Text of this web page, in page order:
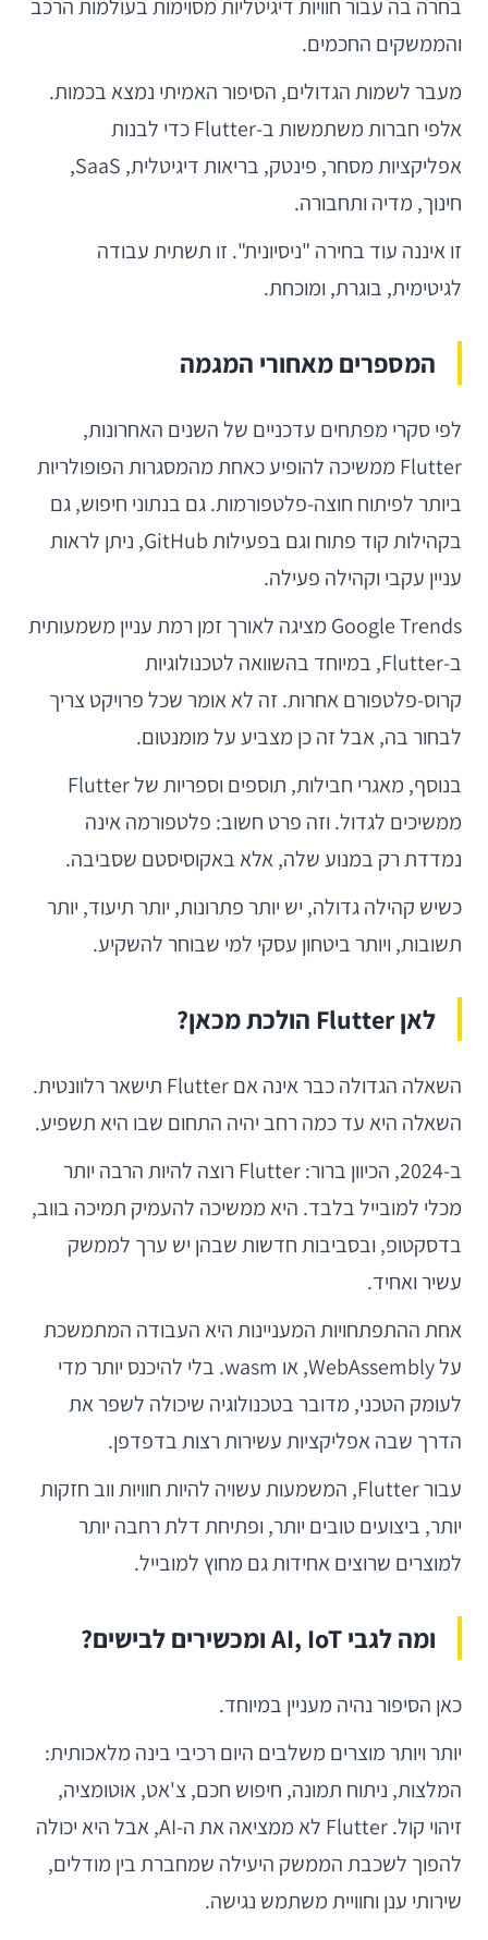
בחרה בה עבור חוויות דיגיטליות מסוימות בעולמות הרכב
והממשקים החכמים.
מעבר לשמות הגדולים, הסיפור האמיתי נמצא בכמות.
אלפי חברות משתמשות ב-Flutter כדי לבנות
אפליקציות מסחר, פינטק, בריאות דיגיטלית, SaaS,
חינוך, מדיה ותחבורה.
זו איננה עוד בחירה "ניסיונית". זו תשתית עבודה
לגיטימית, בוגרת, ומוכחת.
המספרים מאחורי המגמה
לפי סקרי מפתחים עדכניים של השנים האחרונות,
Flutter ממשיכה להופיע כאחת מהמסגרות הפופולריות
ביותר לפיתוח חוצה-פלטפורמות. גם בנתוני חיפוש, גם
בקהילות קוד פתוח וגם בפעילות GitHub, ניתן לראות
עניין עקבי וקהילה פעילה.
Google Trends מציגה לאורך זמן רמת עניין משמעותית
ב-Flutter, במיוחד בהשוואה לטכנולוגיות
קרוס-פלטפורם אחרות. זה לא אומר שכל פרויקט צריך
לבחור בה, אבל זה כן מצביע על מומנטום.
בנוסף, מאגרי חבילות, תוספים וספריות של Flutter
ממשיכים לגדול. וזה פרט חשוב: פלטפורמה אינה
נמדדת רק במנוע שלה, אלא באקוסיסטם שסביבה.
כשיש קהילה גדולה, יש יותר פתרונות, יותר תיעוד, יותר
תשובות, ויותר ביטחון עסקי למי שבוחר להשקיע.
לאן Flutter הולכת מכאן?
השאלה הגדולה כבר אינה אם Flutter תישאר רלוונטית.
השאלה היא עד כמה רחב יהיה התחום שבו היא תשפיע.
ב-2024, הכיוון ברור: Flutter רוצה להיות הרבה יותר
מכלי למובייל בלבד. היא ממשיכה להעמיק תמיכה בווב,
בדסקטופ, ובסביבות חדשות שבהן יש ערך לממשק
עשיר ואחיד.
אחת ההתפתחויות המעניינות היא העבודה המתמשכת
על WebAssembly, או wasm. בלי להיכנס יותר מדי
לעומק הטכני, מדובר בטכנולוגיה שיכולה לשפר את
הדרך שבה אפליקציות עשירות רצות בדפדפן.
עבור Flutter, המשמעות עשויה להיות חוויות ווב חזקות
יותר, ביצועים טובים יותר, ופתיחת דלת רחבה יותר
למוצרים שרוצים אחידות גם מחוץ למובייל.
ומה לגבי AI, IoT ומכשירים לבישים?
כאן הסיפור נהיה מעניין במיוחד.
יותר ויותר מוצרים משלבים היום רכיבי בינה מלאכותית:
המלצות, ניתוח תמונה, חיפוש חכם, צ'אט, אוטומציה,
זיהוי קול. Flutter לא ממציאה את ה-AI, אבל היא יכולה
להפוך לשכבת הממשק היעילה שמחברת בין מודלים,
שירותי ענן וחוויית משתמש נגישה.